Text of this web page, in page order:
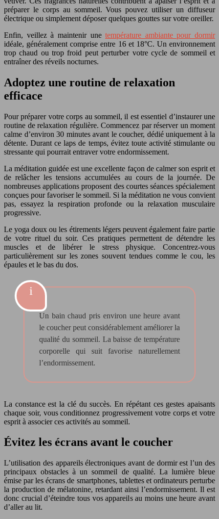
préparer le corps au sommeil. Vous pouvez utiliser un diffuseur
électrique ou simplement déposer quelques gouttes sur votre oreiller.
Enfin, veillez à maintenir unetempérature ambiante pour dormir
idéale, généralement comprise entre 16 et 18°C. Un environnement
trop chaud ou trop froid peut perturber votre cycle de sommeil et
entraîner des réveils nocturnes.
Adoptez une routine de relaxation
efficace
Pour préparer votre corps au sommeil, il est essentiel d’instaurer une
routine de relaxation régulière. Commencez par réserver un moment
calme d’environ 30 minutes avant le coucher, dédié uniquement à la
détente. Durant ce laps de temps, évitez toute activité stimulante ou
stressante qui pourrait entraver votre endormissement.
La méditation guidée est une excellente façon de calmer son esprit et
de relâcher les tensions accumulées au cours de la journée. De
nombreuses applications proposent des courtes séances spécialement
conçues pour favoriser le sommeil. Si la méditation ne vous convient
pas, essayez la respiration profonde ou la relaxation musculaire
progressive.
Le yoga doux ou les étirements légers peuvent également faire partie
de votre rituel du soir. Ces pratiques permettent de détendre les
muscles et de libérer le stress physique. Concentrez-vous
particulièrement sur les zones souvent tendues comme le cou, les
épaules et le bas du dos.
Un bain chaud pris environ une heure avant
le coucher peut considérablement améliorer la
qualité du sommeil. La baisse de température
corporelle qui suit favorise naturellement
l’endormissement.
La constance est la clé du succès. En répétant ces gestes apaisants
chaque soir, vous conditionnez progressivement votre corps et votre
esprit à associer ces activités au sommeil.
Évitez les écrans avant le coucher
L’utilisation des appareils électroniques avant de dormir est l’un des
principaux obstacles à un sommeil de qualité. La lumière bleue
émise par les écrans de smartphones, tablettes et ordinateurs perturbe
la production de mélatonine, retardant ainsi l’endormissement. Il est
donc crucial d’éteindre tous vos appareils au moins une heure avant
d’aller au lit.